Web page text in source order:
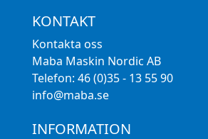
KONTAKT
Kontakta oss
Maba Maskin Nordic AB
Telefon: 46 (0)35 - 13 55 90
info@maba.se
INFORMATION